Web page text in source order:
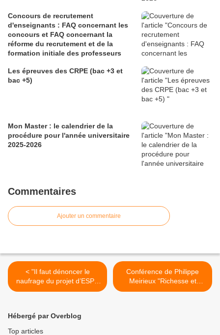
Concours de recrutement
d'enseignants : FAQ concernant les
concours et FAQ concernant la
réforme du recrutement et de la
formation initiale des professeurs
Les épreuves des CRPE (bac +3 et
bac +5)
Mon Master : le calendrier de la
procédure pour l'année universitaire
2025-2026
Commentaires
Ajouter un commentaire
< "Il faut dénoncer le
naufrage du projet d’ESPE
régionale" (Communiqué de
Conférence de Philippe
Meirieux "Richesse et
limites de la notion de
Hébergé par Overblog
Top articles